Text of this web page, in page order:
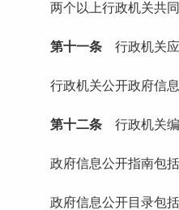
两个以上行政机关共同
第十一条 行政机关应
行政机关公开政府信息
第十二条 行政机关编
政府信息公开指南包括
政府信息公开目录包括